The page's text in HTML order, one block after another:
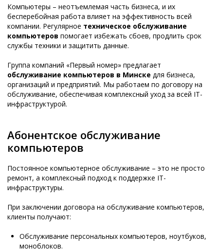
Компьютеры – неотъемлемая часть бизнеса, и их
бесперебойная работа влияет на эффективность всей
компании. Регулярное техническое обслуживание
компьютеров помогает избежать сбоев, продлить срок
службы техники и защитить данные.
Группа компаний «Первый номер» предлагает
обслуживание компьютеров в Минске для бизнеса,
организаций и предприятий. Мы работаем по договору на
обслуживание, обеспечивая комплексный уход за всей IT-
инфраструктурой.
Абонентское обслуживание
компьютеров
Постоянное компьютерное обслуживание – это не просто
ремонт, а комплексный подход к поддержке IT-
инфраструктуры.
При заключении договора на обслуживание компьютеров,
клиенты получают:
Обслуживание персональных компьютеров, ноутбуков,
моноблоков.